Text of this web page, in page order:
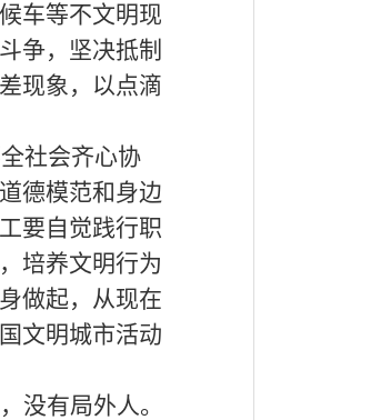
车等不文明现
争，坚决抵制
现象，以点滴
社会齐心协
德模范和身边
要自觉践行职
培养文明行为
做起，从现在
文明城市活动
没有局外人。